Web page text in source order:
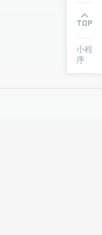
小程
序